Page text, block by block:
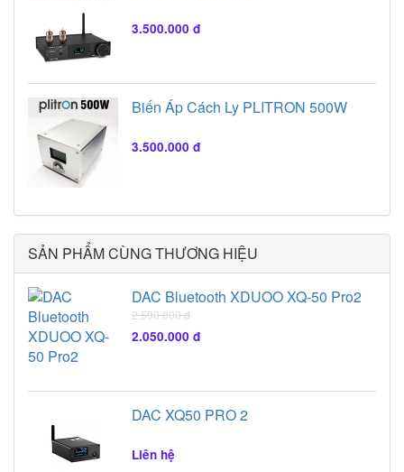
3.500.000 đ
Biến Áp Cách Ly PLITRON 500W
3.500.000 đ
SẢN PHẨM CÙNG THƯƠNG HIỆU
DAC Bluetooth XDUOO XQ-50 Pro2
2.500.000 đ
2.050.000 đ
DAC XQ50 PRO 2
Liên hệ